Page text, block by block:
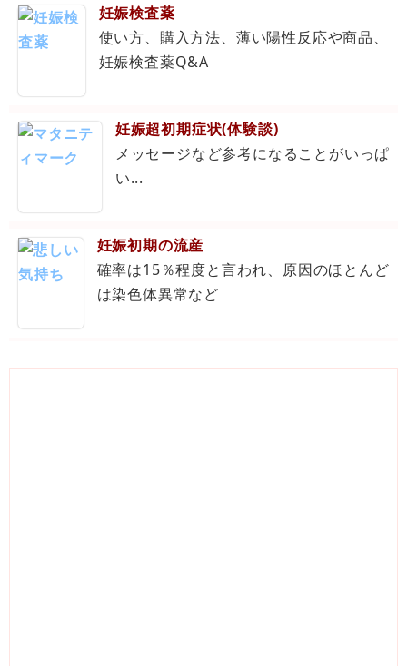
妊娠検査薬
使い方、購入方法、薄い陽性反応や商品、
妊娠検査薬Q&A
妊娠超初期症状(体験談)
メッセージなど参考になることがいっぱ
い...
妊娠初期の流産
確率は15％程度と言われ、原因のほとんど
は染色体異常など